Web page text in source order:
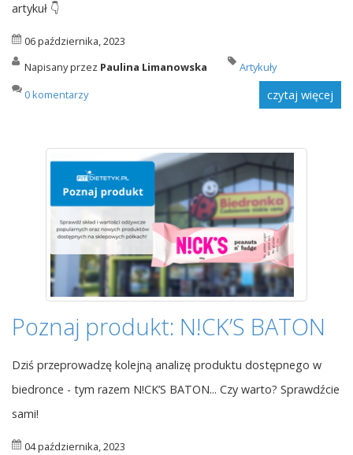
artykuł 👇
06 października, 2023
Napisany przez Paulina Limanowska
Artykuły
0 komentarzy
czytaj więcej
Poznaj produkt: N!CK’S BATON
Dziś przeprowadzę kolejną analizę produktu dostępnego w
biedronce - tym razem N!CK’S BATON... Czy warto? Sprawdźcie
sami!
04 października, 2023